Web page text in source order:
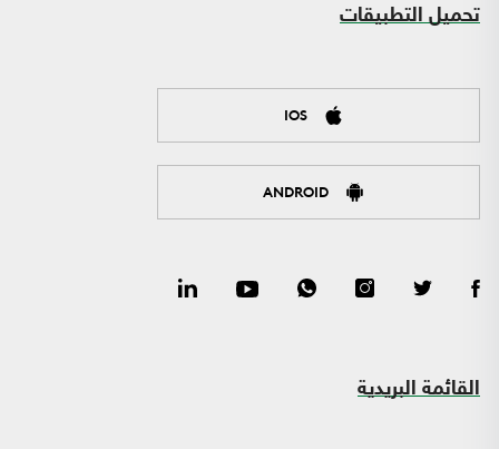
تحميل التطبيقات
IOS
ANDROID
القائمة البريدية